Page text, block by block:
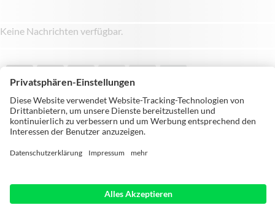
Keine Nachrichten verfügbar.
© Michael Weinig AG | Weinigstraße 2/4 |
Telephone: +49 9341 860